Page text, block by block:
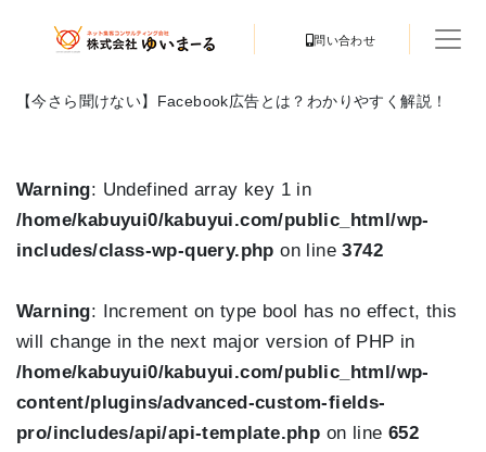
問い合わせ
【今さら聞けない】Facebook広告とは？わかりやすく解説！
Warning: Undefined array key 1 in
/home/kabuyui0/kabuyui.com/public_html/wp-
includes/class-wp-query.php on line3742
Warning: Increment on type bool has no effect, this
will change in the next major version of PHP in
/home/kabuyui0/kabuyui.com/public_html/wp-
content/plugins/advanced-custom-fields-
pro/includes/api/api-template.php on line 652